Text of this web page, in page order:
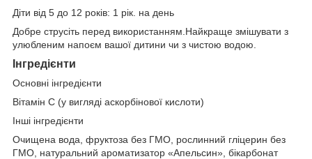
Діти від 5 до 12 років: 1 рік. на день
Добре струсіть перед використанням.Найкраще змішувати з
улюбленим напоєм вашої дитини чи з чистою водою.
Інгредієнти
Основні інгредієнти
Вітамін С (у вигляді аскорбінової кислоти)
Інші інгредієнти
Очищена вода, фруктоза без ГМО, рослинний гліцерин без
ГМО, натуральний ароматизатор «Апельсин», бікарбонат